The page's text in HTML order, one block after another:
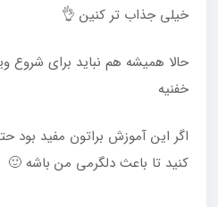
خیلی جذاب تر کنین 👌
حالا همیشه هم نباید برای شروع
خفنیه
اگر این آموزش براتون مفید بود
کنید تا باعث دلگرمی من باشه 🙂